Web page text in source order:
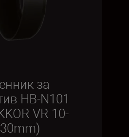
за
HB-N101
VR 10-
30mm)